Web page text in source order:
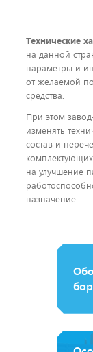
Технические
на данной
параметры и
от желаемой
средства.
При этом
изменять
состав и
на улучшение
назначение.